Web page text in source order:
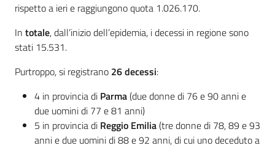
rispetto a ieri e raggiungono quota 1.026.170.
In totale, dall’inizio dell’epidemia, i decessi in regione sono
stati 15.531.
Purtroppo, si registrano 26decessi:
4 in provincia di Parma(due donne di 76 e 90 anni e
due uomini di 77 e 81 anni)
5 in provincia di Reggio Emilia(tre donne di 78, 89 e 93
anni e due uomini di 88 e 92 anni, di cui uno deceduto a